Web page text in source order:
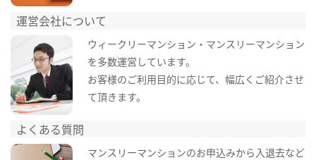
運営会社について
ウィークリーマンション・マンスリーマンション
を多数運営しています。
お客様のご利用目的に応じて、幅広くご紹介させ
て頂きます。
よくある質問
マンスリーマンションのお申込みから入退去など